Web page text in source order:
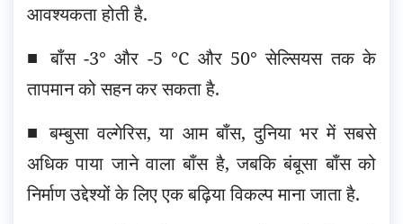
आवश्यकता होती है.
■ बाँस -3° और -5 °C और 50° सेल्सियस तक के
तापमान को सहन कर सकता है.
■ बम्बुसा वल्गेरिस, या आम बाँस, दुनिया भर में सबसे
अधिक पाया जाने वाला बाँस है, जबकि बंबूसा बाँस को
निर्माण उद्देश्यों के लिए एक बढ़िया विकल्प माना जाता है.